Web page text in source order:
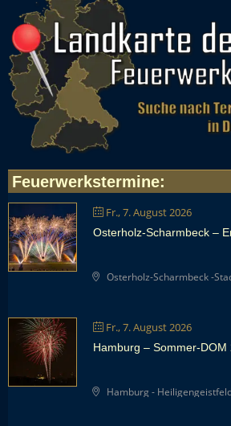
Feuerwerkstermine:
Fr., 7. August 2026
Osterholz-Scharmbeck –
Osterholz-Scharmbeck -
Fr., 7. August 2026
Hamburg – Sommer-DOM
Hamburg -